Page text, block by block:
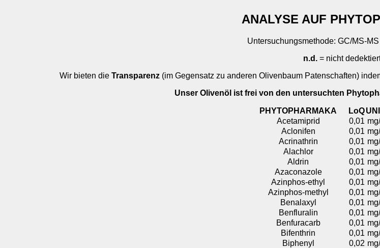
ANALYSE AUF
Untersuchungsmethode: GC/MS-
n.d.= nicht
Wir bieten die Transparenz(im Gegensatz zu anderen Olivenbaum Patenschaften)
Unser Olivenöl ist frei von den untersuchten
PHYTOPHARMAKA LoQ
Acetamiprid
0,01
Aclonifen
0,01
Acrinathrin
0,01
Alachlor
0,01
Aldrin
0,01
Azaconazole
0,01
Azinphos-ethyl
0,01
Azinphos-methyl
0,01
Benalaxyl
0,01
Benfluralin
0,01
Benfuracarb
0,01
Bifenthrin
0,01
Biphenyl
0,02